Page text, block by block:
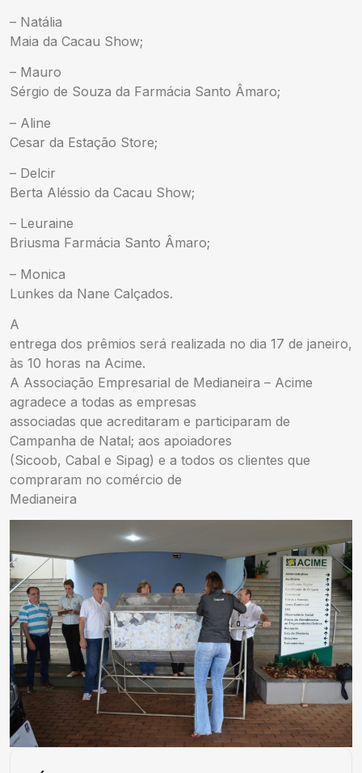
– Natália
Maia da Cacau Show;
– Mauro
Sérgio de Souza da Farmácia Santo Âmaro;
– Aline
Cesar da Estação Store;
– Delcir
Berta Aléssio da Cacau Show;
– Leuraine
Briusma Farmácia Santo Âmaro;
– Monica
Lunkes da Nane Calçados.
A
entrega dos prêmios será realizada no dia 17 de janeiro,
às 10 horas na Acime.
A Associação Empresarial de Medianeira – Acime
agradece a todas as empresas
associadas que acreditaram e participaram de
Campanha de Natal; aos apoiadores
(Sicoob, Cabal e Sipag) e a todos os clientes que
compraram no comércio de
Medianeira